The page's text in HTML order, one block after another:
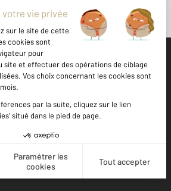
500 m ©Mappy
Votre agence est notée
Achat
Location